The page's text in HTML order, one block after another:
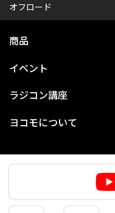
オフロード
商品
イベント
ラジコン講座
ヨコモについて